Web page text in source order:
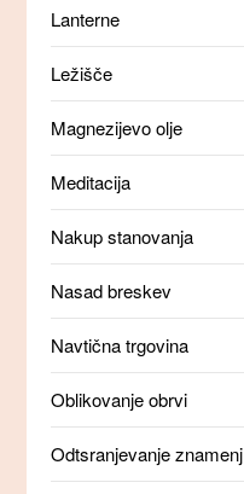
Lanterne
Ležišče
Magnezijevo olje
Meditacija
Nakup stanovanja
Nasad breskev
Navtična trgovina
Oblikovanje obrvi
Odtsranjevanje znamenj